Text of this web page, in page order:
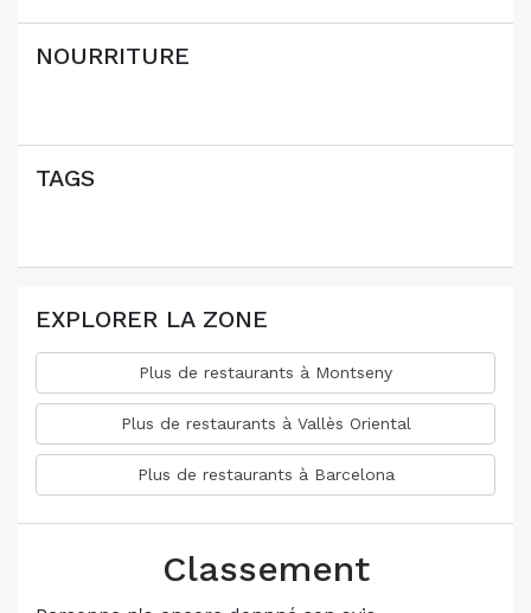
NOURRITURE
TAGS
EXPLORER LA ZONE
Plus de restaurants à Montseny
Plus de restaurants à Vallès Oriental
Plus de restaurants à Barcelona
Classement